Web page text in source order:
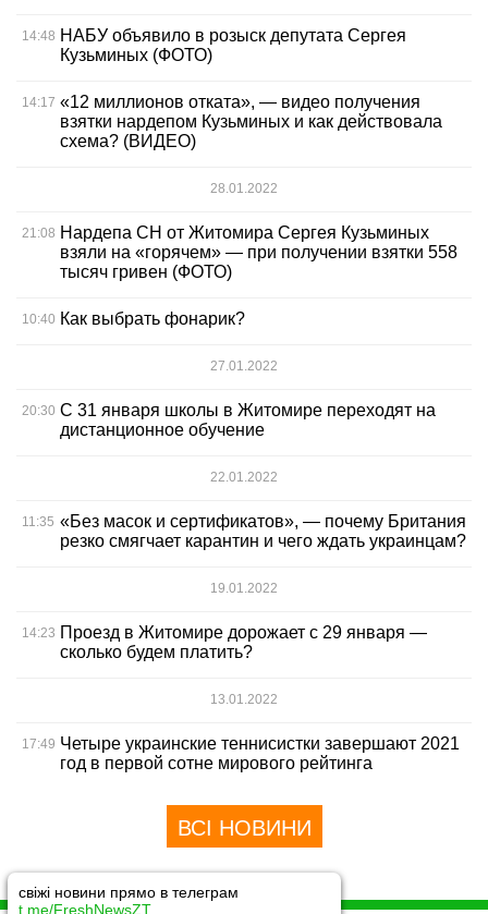
14:48 НАБУ объявило в розыск депутата Сергея
Кузьминых (ФОТО)
14:17 «12 миллионов отката», — видео получения
взятки нардепом Кузьминых и как действовала
схема? (ВИДЕО)
28.01.2022
21:08 Нардепа СН от Житомира Сергея Кузьминых
взяли на «горячем» — при получении взятки 558
тысяч гривен (ФОТО)
10:40 Как выбрать фонарик?
27.01.2022
20:30 С 31 января школы в Житомире переходят на
дистанционное обучение
22.01.2022
11:35 «Без масок и сертификатов», — почему Британия
резко смягчает карантин и чего ждать украинцам?
19.01.2022
14:23 Проезд в Житомире дорожает с 29 января —
сколько будем платить?
13.01.2022
17:49 Четыре украинские теннисистки завершают 2021
год в первой сотне мирового рейтинга
ВСІ НОВИНИ
свіжі новини прямо в телеграм
t.me/FreshNewsZT